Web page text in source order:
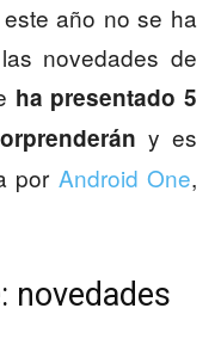
año no se ha
novedades de
ha presentado 5
y es
por Android One,
novedades